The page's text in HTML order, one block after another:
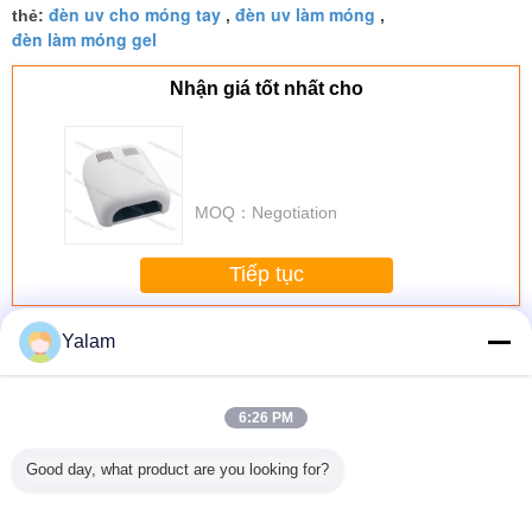
thẻ: đèn uv cho móng tay , đèn uv làm móng ,
đèn làm móng gel
Nhận giá tốt nhất cho
MOQ： Negotiation
Tiếp tục
HơnNail UV Lamp
Nail
120 Sec Timer
Cần câu lướt
Yalam
6:26 PM
Good day, what product are you looking for?